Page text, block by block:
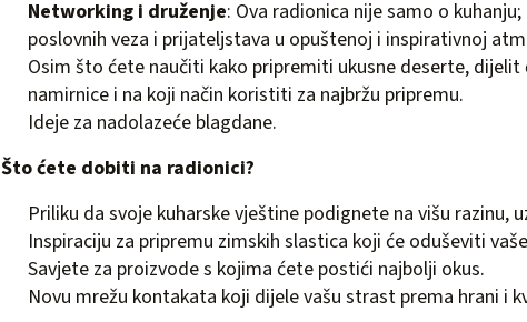
Networking i druženje: Ova radionica nije samo o
poslovnih veza i prijateljstava u opuštenoj i inspirativnoj
Osim što ćete naučiti kako pripremiti ukusne deserte,
namirnice i na koji način koristiti za najbržu pripremu.
Ideje za nadolazeće blagdane.
Što ćete dobiti na radionici?
Priliku da svoje kuharske vještine podignete na višu razinu,
Inspiraciju za pripremu zimskih slastica koji će oduševiti
Savjete za proizvode s kojima ćete postići najbolji okus.
Novu mrežu kontakata koji dijele vašu strast prema hrani i